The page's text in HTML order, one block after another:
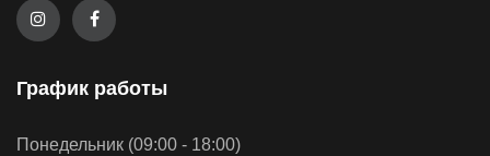
График работы
Понедельник (09:00 - 18:00)